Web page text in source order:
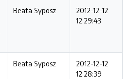
Beata Syposz
2012-12-12
12:29:43
Beata Syposz
2012-12-12
12:28:39